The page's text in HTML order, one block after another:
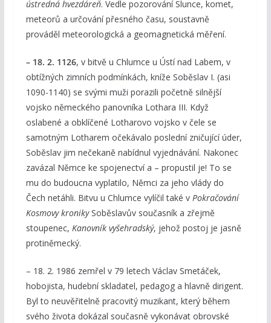
ústredná hvezdáreň. Vedle pozorování Slunce, komet,
meteorů a určování přesného času, soustavně
prováděl meteorologická a geomagnetická měření.
– 18. 2. 1126, v bitvě u Chlumce u Ústí nad Labem, v
obtížných zimních podmínkách, kníže Soběslav I. (asi
1090-1140) se svými muži porazili početně silnější
vojsko německého panovníka Lothara III. Když
oslabené a obklíčené Lotharovo vojsko v čele se
samotným Lotharem očekávalo poslední zničující úder,
Soběslav jim nečekaně nabídnul vyjednávání. Nakonec
zavázal Němce ke spojenectví a – propustil je! To se
mu do budoucna vyplatilo, Němci za jeho vlády do
Čech netáhli. Bitvu u Chlumce vylíčil také v Pokračování
Kosmovy kronikySoběslavův současník a zřejmě
stoupenec, Kanovník vyšehradský, jehož postoj je jasně
protiněmecký.
– 18. 2. 1986 zemřel v 79 letech Václav Smetáček,
hobojista, hudební skladatel, pedagog a hlavně dirigent.
Byl to neuvěřitelně pracovitý muzikant, který během
svého života dokázal současně vykonávat obrovské